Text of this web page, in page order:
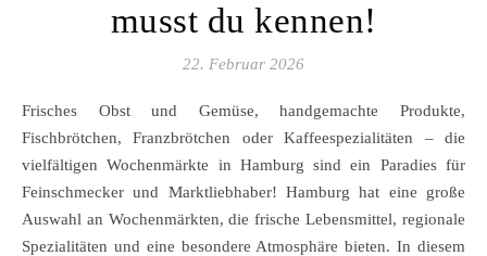
musst du kennen!
22. Februar 2026
Frisches Obst und Gemüse, handgemachte Produkte,
Fischbrötchen, Franzbrötchen oder Kaffeespezialitäten – die
vielfältigen Wochenmärkte in Hamburg sind ein Paradies für
Feinschmecker und Marktliebhaber! Hamburg hat eine große
Auswahl an Wochenmärkten, die frische Lebensmittel, regionale
Spezialitäten und eine besondere Atmosphäre bieten. In diesem